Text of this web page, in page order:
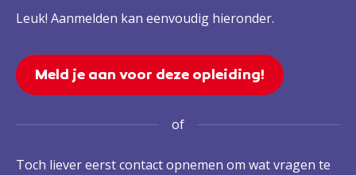
Leuk! Aanmelden kan eenvoudig hieronder.
Meld je aan voor deze opleiding!
of
Toch liever eerst contact opnemen om wat vragen te